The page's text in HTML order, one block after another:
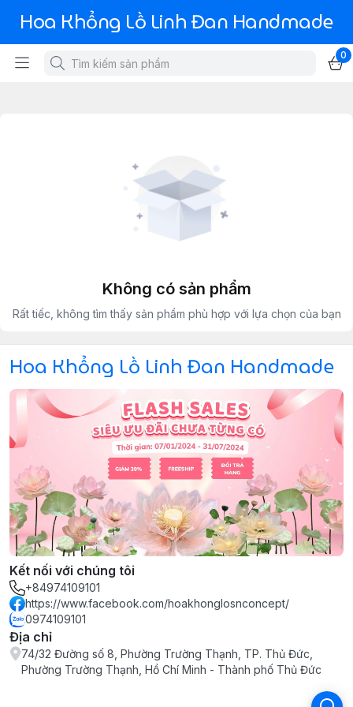
Hoa Khổng Lồ Linh Đan Handmade
0
Không có sản phẩm
Rất tiếc, không tìm thấy sản phẩm phù hợp với lựa chọn của bạn
Hoa Khổng Lồ Linh Đan Handmade
Kết nối với chúng tôi
+84974109101
https://www.facebook.com/hoakhonglosnconcept/
0974109101
Địa chỉ
74/32 Đường số 8, Phường Trường Thạnh, TP. Thủ Đức,
Phường Trường Thạnh, Hồ Chí Minh - Thành phố Thủ Đức